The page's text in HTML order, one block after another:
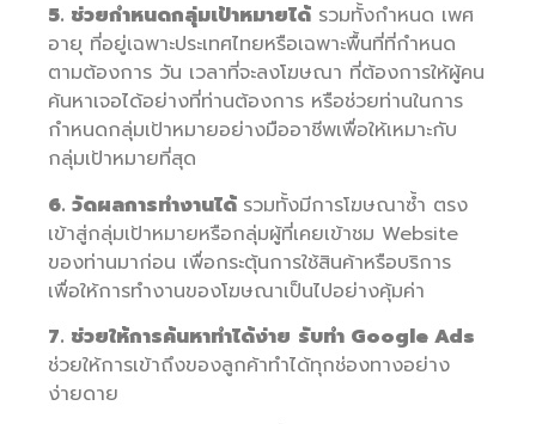
5. ช่วยกำหนดกลุ่มเป้าหมายได้ รวมทั้งกำหนด เพศ
อายุ ที่อยู่เฉพาะประเทศไทยหรือเฉพาะพื้นที่ที่กำหนด
ตามต้องการ วัน เวลาที่จะลงโฆษณา ที่ต้องการให้ผู้คน
ค้นหาเจอได้อย่างที่ท่านต้องการ หรือช่วยท่านในการ
กำหนดกลุ่มเป้าหมายอย่างมืออาชีพเพื่อให้เหมาะกับ
กลุ่มเป้าหมายที่สุด
6. วัดผลการทำงานได้ รวมทั้งมีการโฆษณาซ้ำ ตรง
เข้าสู่กลุ่มเป้าหมายหรือกลุ่มผู้ที่เคยเข้าชม Website
ของท่านมาก่อน เพื่อกระตุ้นการใช้สินค้าหรือบริการ
เพื่อให้การทำงานของโฆษณาเป็นไปอย่างคุ้มค่า
7. ช่วยให้การค้นหาทำได้ง่าย รับทำ Google Ads
ช่วยให้การเข้าถึงของลูกค้าทำได้ทุกช่องทางอย่าง
ง่ายดาย